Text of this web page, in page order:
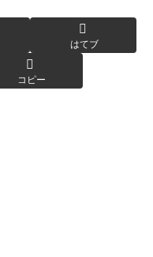
はてブ
コピー